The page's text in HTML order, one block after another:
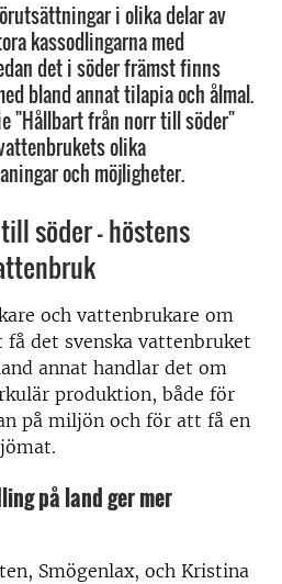
i olika delar av
kassodlingarna med
det i söder främst finns
bland annat tilapia och ålmal.
"Hållbart från norr till söder"
olika
och möjligheter.
söder - höstens
och vattenbrukare om
det svenska vattenbruket
annat handlar det om
produktion, både för
på miljön och för att få en
på land ger mer
Smögenlax, och Kristina